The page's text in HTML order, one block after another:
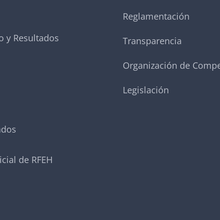
y Resultados
de RFEH
Reglamentación
Transparencia
Organización de
Legislación